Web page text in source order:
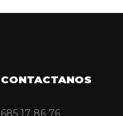
CONTACTANOS
685 17 86 76